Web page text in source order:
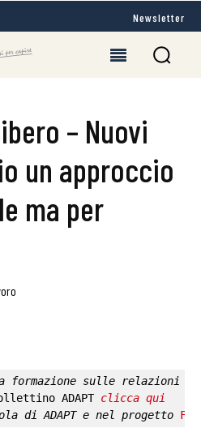
Newsletter
– Nuovi
un approccio
ma per
formazione sulle relazioni
ADAPT clicca qui
di ADAPT e nel progetto